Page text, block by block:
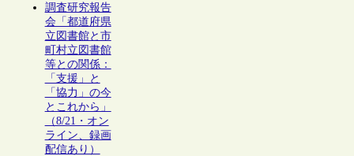
調査研究報告
会「都道府県
立図書館と市
町村立図書館
等との関係：
「支援」と
「協力」の今
とこれから」
（8/21・オン
ライン、録画
配信あり）